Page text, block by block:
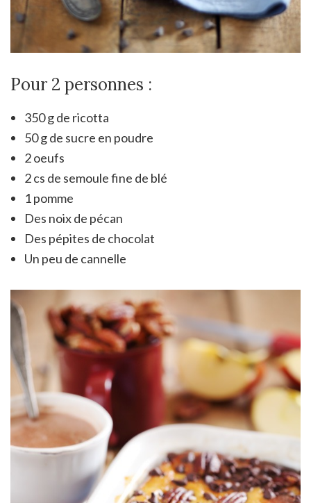
Pour 2 personnes :
350 g de ricotta
50 g de sucre en poudre
2 oeufs
2 cs de semoule fine de blé
1 pomme
Des noix de pécan
Des pépites de chocolat
Un peu de cannelle